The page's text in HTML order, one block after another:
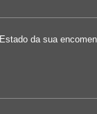
Estado da sua